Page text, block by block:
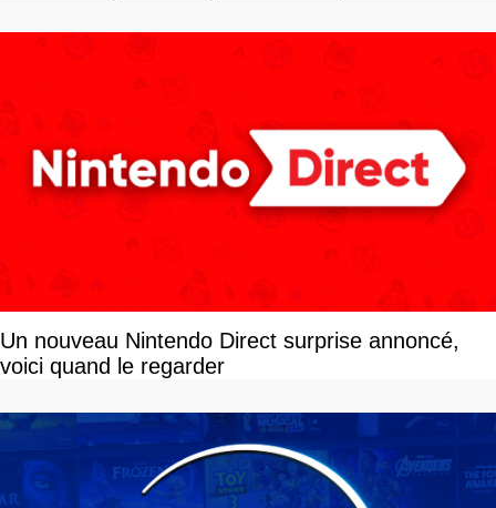
Un nouveau Nintendo Direct surprise annoncé,
voici quand le regarder